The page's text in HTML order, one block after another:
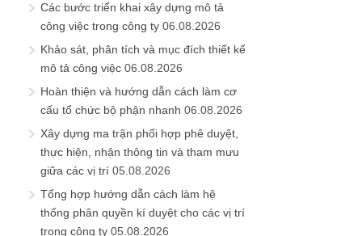
Các bước triển khai xây dựng mô tả
công việc trong công ty 06.08.2026
Khảo sát, phân tích và mục đích thiết kế
mô tả công việc 06.08.2026
Hoàn thiện và hướng dẫn cách làm cơ
cấu tổ chức bộ phận nhanh 06.08.2026
Xây dựng ma trận phối hợp phê duyệt,
thực hiện, nhận thông tin và tham mưu
giữa các vị trí 05.08.2026
Tổng hợp hướng dẫn cách làm hệ
thống phân quyền kí duyệt cho các vị trí
trong công ty 05.08.2026